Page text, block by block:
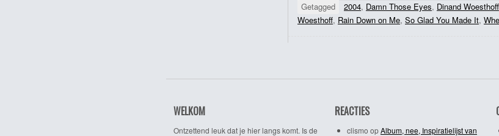
Getagged 2004, Damn Those Eyes, Dinand Woesthoff
Woesthoff, Rain Down on Me, So Glad You Made It,
WELKOM
Ontzettend leuk dat je hier langs komt. Is de
REACTIES
clismo opAlbum, nee, Inspiratielijst van